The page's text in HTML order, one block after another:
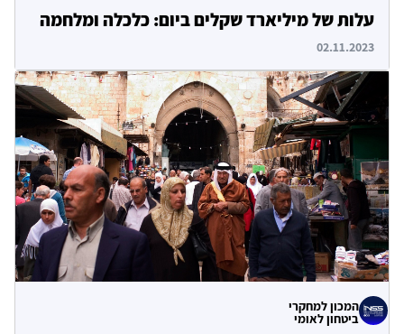
עלות של מיליארד שקלים ביום: כלכלה ומלחמה
02.11.2023
המכון למחקרי
ביטחון לאומי